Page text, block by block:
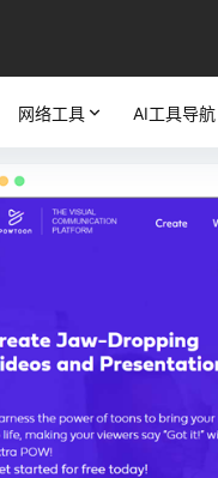
网络工具 AI工具导航